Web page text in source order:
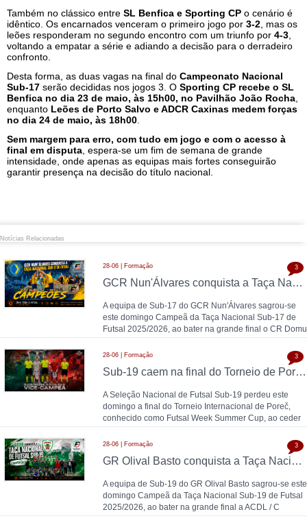
Também no clássico entre SL Benfica e Sporting CP o cenário é
idêntico. Os encarnados venceram o primeiro jogo por 3-2 , mas os
leões responderam no segundo encontro com um triunfo por 4-3
voltando a empatar a série e adiando a decisão para o derradeiro
confronto.
Desta forma, as duas vagas na final do Campeonato Nacional
Sub-17 serão decididas nos jogos 3. O Sporting CP recebe o SL
Benfica no dia 23 de maio, às 15h00, no Pavilhão João Rocha
enquanto Leões de Porto Salvo e ADCR Caxinas medem forças
no dia 24 de maio, às 18h00
Sem margem para erro, com tudo em jogo e com o acesso à
final em disputa , espera-se um fim de semana de grande
intensidade, onde apenas as equipas mais fortes conseguirão
garantir presença na decisão do título nacional.
Notícias Relacionadas
28-06 | Formação
GCR Nun'Álvares conquista a Taça Nacional Sub-17 de Futsal nas grandes penalidades e sobe ao Nacional
A equipa de Sub-17 do GCR Nun'Álvares sagrou-se
este domingo Campeã da Taça Nacional Sub-17 de
Futsal 2025/2026, ao bater na grande final o CR Domu
3
28-06 | Formação
Sub-19 caem na final do Torneio de Poreč diante da Espanha (1-2)
A Seleção Nacional de Futsal Sub-19 perdeu este
domingo a final do Torneio Internacional de Poreč,
conhecido como Futsal Week Summer Cup, ao ceder
3
28-06 | Formação
GR Olival Basto conquista a Taça Nacional Sub-19 de Futsal após bater ACDL / CBIDN
A equipa de Sub-19 do GR Olival Basto sagrou-se este
domingo Campeã da Taça Nacional Sub-19 de Futsal
2025/2026, ao bater na grande final a ACDL / C
3